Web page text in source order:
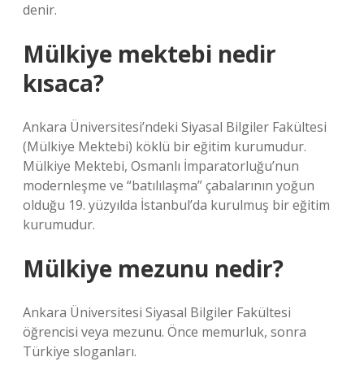
denir.
Mülkiye mektebi nedir
kısaca?
Ankara Üniversitesi’ndeki Siyasal Bilgiler Fakültesi
(Mülkiye Mektebi) köklü bir eğitim kurumudur.
Mülkiye Mektebi, Osmanlı İmparatorluğu’nun
modernleşme ve “batılılaşma” çabalarının yoğun
olduğu 19. yüzyılda İstanbul’da kurulmuş bir eğitim
kurumudur.
Mülkiye mezunu nedir?
Ankara Üniversitesi Siyasal Bilgiler Fakültesi
öğrencisi veya mezunu. Önce memurluk, sonra
Türkiye sloganları.